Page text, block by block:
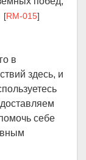
[RM-015]
в
здесь, и
себе